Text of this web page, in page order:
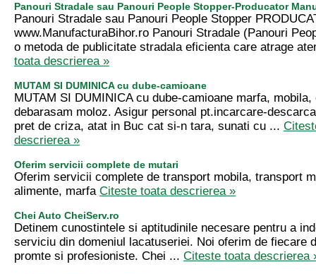
Panouri Stradale sau Panouri People Stopper-Producator
Panouri Stradale sau Panouri People Stopper
www.ManufacturaBihor.ro Panouri Stradale (Panouri
o metoda de publicitate stradala eficienta care atrage
toata descrierea »
MUTAM SI DUMINICA cu dube-camioane
MUTAM SI DUMINICA cu dube-camioane marfa,
debarasam moloz. Asigur personal pt.incarcare-
pret de criza, atat in Buc cat si-n tara, sunati cu ...
descrierea »
Oferim servicii complete de mutari
Oferim servicii complete de transport mobila, transport
alimente, marfa Citeste toata descrierea »
Chei Auto CheiServ.ro
Detinem cunostintele si aptitudinile necesare pentru a
serviciu din domeniul lacatuseriei. Noi oferim de fiecare
promte si profesioniste. Chei ... Citeste toata descrierea